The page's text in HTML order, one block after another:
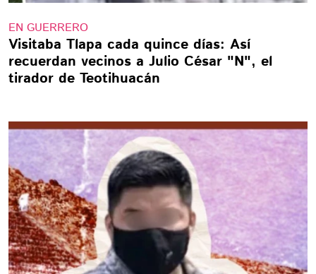
EN GUERRERO
Visitaba Tlapa cada quince días: Así
recuerdan vecinos a Julio César "N", el
tirador de Teotihuacán